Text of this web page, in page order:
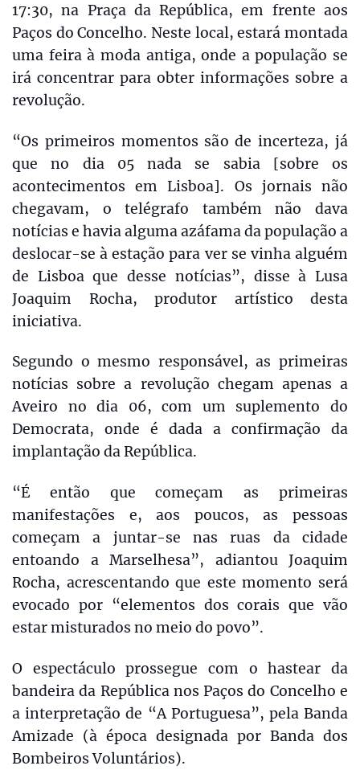
17:30, na Praça da República, em frente aos
Paços do Concelho. Neste local, estará montada
uma feira à moda antiga, onde a população se
irá concentrar para obter informações sobre a
revolução.
“Os primeiros momentos são de incerteza, já
que no dia 05 nada se sabia [sobre os
acontecimentos em Lisboa]. Os jornais não
chegavam, o telégrafo também não dava
notícias e havia alguma azáfama da população a
deslocar-se à estação para ver se vinha alguém
de Lisboa que desse notícias”, disse à Lusa
Joaquim Rocha, produtor artístico desta
iniciativa.
Segundo o mesmo responsável, as primeiras
notícias sobre a revolução chegam apenas a
Aveiro no dia 06, com um suplemento do
Democrata, onde é dada a confirmação da
implantação da República.
“É então que começam as primeiras
manifestações e, aos poucos, as pessoas
começam a juntar-se nas ruas da cidade
entoando a Marselhesa”, adiantou Joaquim
Rocha, acrescentando que este momento será
evocado por “elementos dos corais que vão
estar misturados no meio do povo”.
O espectáculo prossegue com o hastear da
bandeira da República nos Paços do Concelho e
a interpretação de “A Portuguesa”, pela Banda
Amizade (à época designada por Banda dos
Bombeiros Voluntários).